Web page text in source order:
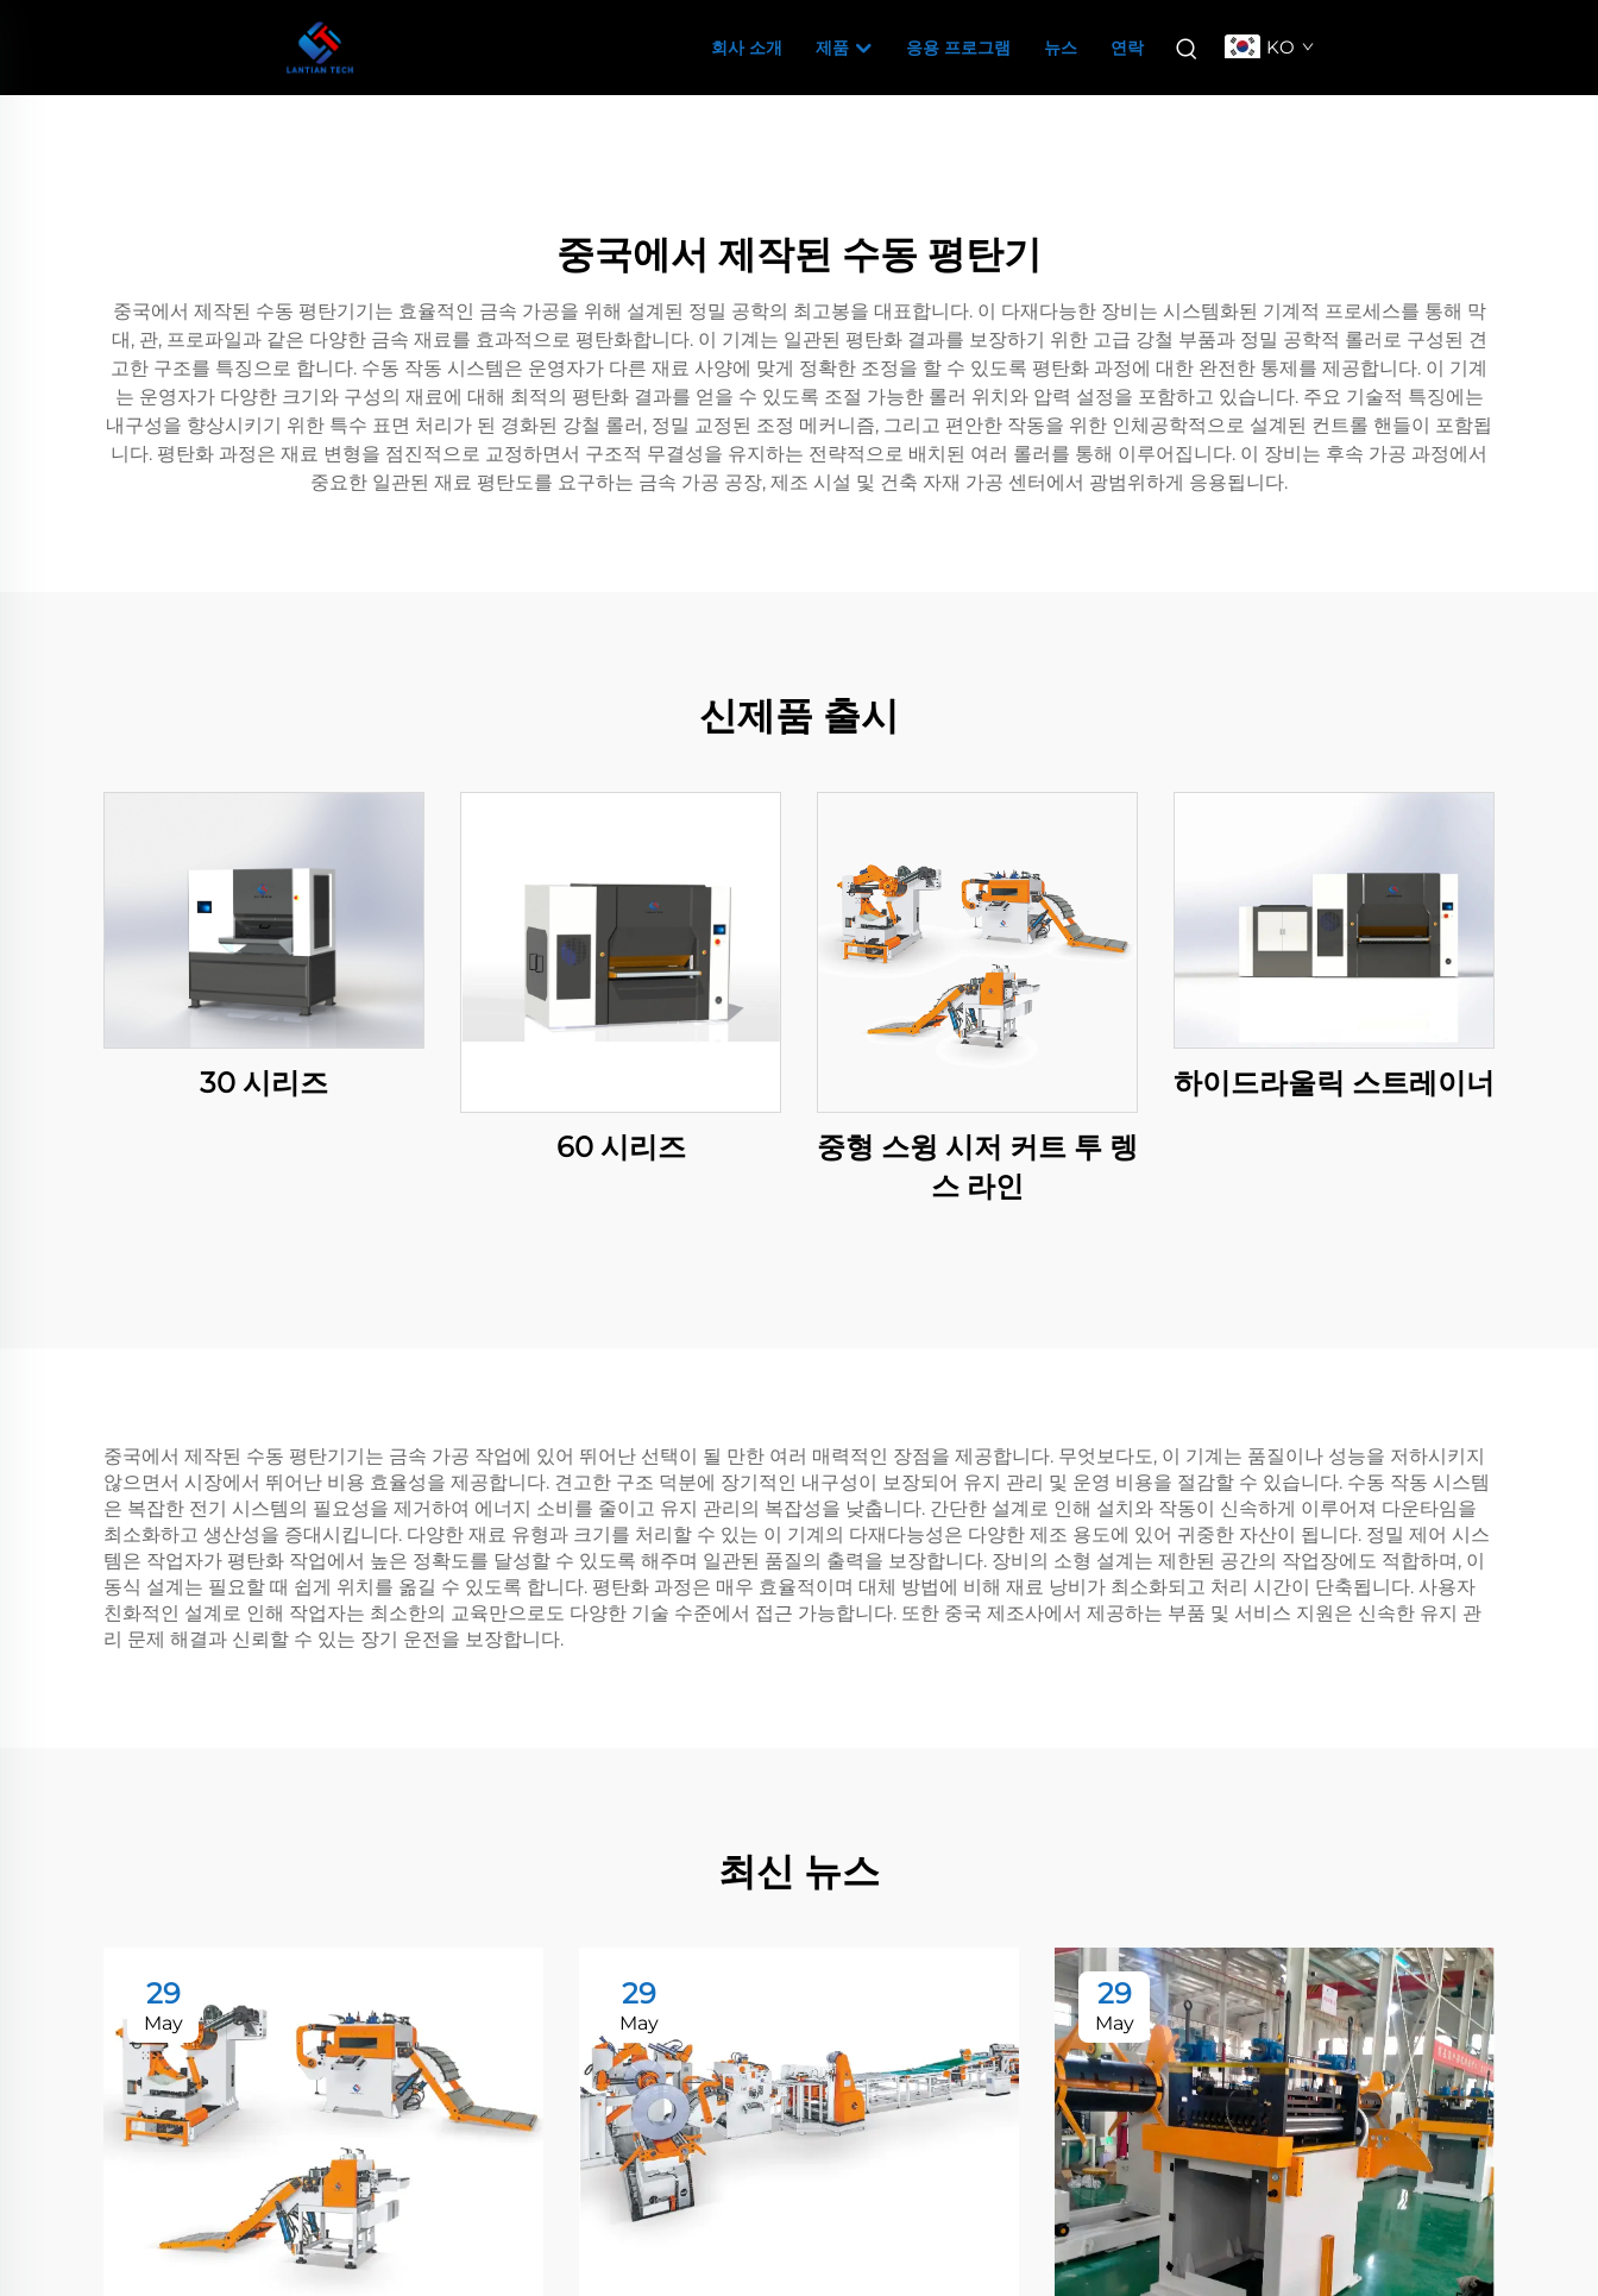
회사 소개 제품 응용 프로그램 뉴스 연락 KO
중국에서 제작된 수동 평탄기
중국에서 제작된 수동 평탄기기는 효율적인 금속 가공을 위해 설계된 정밀 공학의 최고봉을 대표합니다. 이 다재다능한 장비는 시스템화된 기계적 프로세스를 통해 막
대, 관, 프로파일과 같은 다양한 금속 재료를 효과적으로 평탄화합니다. 이 기계는 일관된 평탄화 결과를 보장하기 위한 고급 강철 부품과 정밀 공학적 롤러로 구성된 견
고한 구조를 특징으로 합니다. 수동 작동 시스템은 운영자가 다른 재료 사양에 맞게 정확한 조정을 할 수 있도록 평탄화 과정에 대한 완전한 통제를 제공합니다. 이 기계
는 운영자가 다양한 크기와 구성의 재료에 대해 최적의 평탄화 결과를 얻을 수 있도록 조절 가능한 롤러 위치와 압력 설정을 포함하고 있습니다. 주요 기술적 특징에는
내구성을 향상시키기 위한 특수 표면 처리가 된 경화된 강철 롤러, 정밀 교정된 조정 메커니즘, 그리고 편안한 작동을 위한 인체공학적으로 설계된 컨트롤 핸들이 포함됩
니다. 평탄화 과정은 재료 변형을 점진적으로 교정하면서 구조적 무결성을 유지하는 전략적으로 배치된 여러 롤러를 통해 이루어집니다. 이 장비는 후속 가공 과정에서
중요한 일관된 재료 평탄도를 요구하는 금속 가공 공장, 제조 시설 및 건축 자재 가공 센터에서 광범위하게 응용됩니다.
신제품 출시
30 시리즈
60 시리즈
중형 스윙 시저 커트 투 렝
스 라인
하이드라울릭 스트레이너
중국에서 제작된 수동 평탄기기는 금속 가공 작업에 있어 뛰어난 선택이 될 만한 여러 매력적인 장점을 제공합니다. 무엇보다도, 이 기계는 품질이나 성능을 저하시키지
않으면서 시장에서 뛰어난 비용 효율성을 제공합니다. 견고한 구조 덕분에 장기적인 내구성이 보장되어 유지 관리 및 운영 비용을 절감할 수 있습니다. 수동 작동 시스템
은 복잡한 전기 시스템의 필요성을 제거하여 에너지 소비를 줄이고 유지 관리의 복잡성을 낮춥니다. 간단한 설계로 인해 설치와 작동이 신속하게 이루어져 다운타임을
최소화하고 생산성을 증대시킵니다. 다양한 재료 유형과 크기를 처리할 수 있는 이 기계의 다재다능성은 다양한 제조 용도에 있어 귀중한 자산이 됩니다. 정밀 제어 시스
템은 작업자가 평탄화 작업에서 높은 정확도를 달성할 수 있도록 해주며 일관된 품질의 출력을 보장합니다. 장비의 소형 설계는 제한된 공간의 작업장에도 적합하며, 이
동식 설계는 필요할 때 쉽게 위치를 옮길 수 있도록 합니다. 평탄화 과정은 매우 효율적이며 대체 방법에 비해 재료 낭비가 최소화되고 처리 시간이 단축됩니다. 사용자
친화적인 설계로 인해 작업자는 최소한의 교육만으로도 다양한 기술 수준에서 접근 가능합니다. 또한 중국 제조사에서 제공하는 부품 및 서비스 지원은 신속한 유지 관
리 문제 해결과 신뢰할 수 있는 장기 운전을 보장합니다.
최신 뉴스
29
May
29
May
29
May